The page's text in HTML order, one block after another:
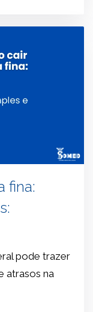
fina:
pode trazer
atrasos na